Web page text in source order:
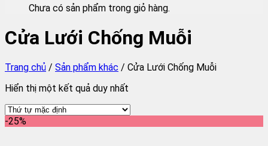
Chưa có sản phẩm trong giỏ hàng.
Cửa Lưới Chống Muỗi
Trang chủ / Sản phẩm khác / Cửa Lưới Chống Muỗi
Hiển thị một kết quả duy nhất
-25%